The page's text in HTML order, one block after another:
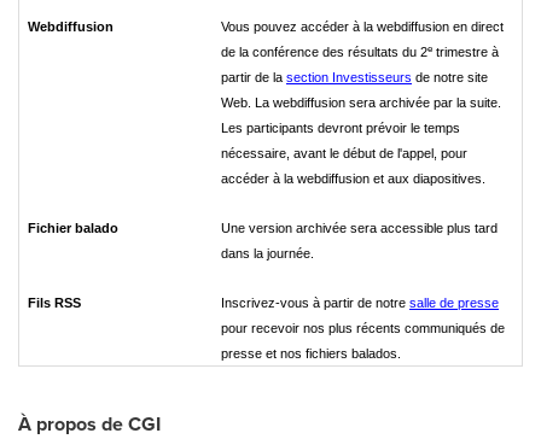
Webdiffusion
Vous pouvez accéder à la webdiffusion en direct
de la conférence des résultats du 2e trimestre à
partir de la section Investisseurs de notre site
Web. La webdiffusion sera archivée par la suite.
Les participants devront prévoir le temps
nécessaire, avant le début de l'appel, pour
accéder à la webdiffusion et aux diapositives.
Fichier balado
Une version archivée sera accessible plus tard
dans la journée.
Fils RSS Inscrivez-vous à partir de notre salle de presse
pour recevoir nos plus récents communiqués de
presse et nos fichiers balados.
À propos de CGI